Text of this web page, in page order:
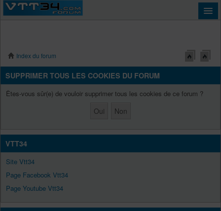
Index du forum
SUPPRIMER TOUS LES COOKIES DU FORUM
Êtes-vous sûr(e) de vouloir supprimer tous les cookies de ce forum ?
VTT34
Site Vtt34
Page Facebook Vtt34
Page Youtube Vtt34